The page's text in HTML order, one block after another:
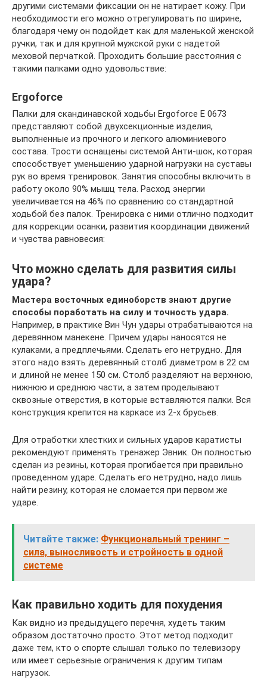
другими системами фиксации он не натирает кожу. При
необходимости его можно отрегулировать по ширине,
благодаря чему он подойдет как для маленькой женской
ручки, так и для крупной мужской руки с надетой
меховой перчаткой. Проходить большие расстояния с
такими палками одно удовольствие:
Ergoforce
Палки для скандинавской ходьбы Ergoforce Е 0673
представляют собой двухсекционные изделия,
выполненные из прочного и легкого алюминиевого
состава. Трости оснащены системой Анти-шок, которая
способствует уменьшению ударной нагрузки на суставы
рук во время тренировок. Занятия способны включить в
работу около 90% мышц тела. Расход энергии
увеличивается на 46% по сравнению со стандартной
ходьбой без палок. Тренировка с ними отлично подходит
для коррекции осанки, развития координации движений
и чувства равновесия:
Что можно сделать для развития силы
удара?
Мастера восточных единоборств знают другие
способы поработать на силу и точность удара.
Например, в практике Вин Чун удары отрабатываются на
деревянном манекене. Причем удары наносятся не
кулаками, а предплечьями. Сделать его нетрудно. Для
этого надо взять деревянный столб диаметром в 22 см
и длиной не менее 150 см. Столб разделяют на верхнюю,
нижнюю и среднюю части, а затем проделывают
сквозные отверстия, в которые вставляются палки. Вся
конструкция крепится на каркасе из 2-х брусьев.
Для отработки хлестких и сильных ударов каратисты
рекомендуют применять тренажер Эвник. Он полностью
сделан из резины, которая прогибается при правильно
проведенном ударе. Сделать его нетрудно, надо лишь
найти резину, которая не сломается при первом же
ударе.
Читайте также: Функциональный тренинг –
сила, выносливость и стройность в одной
системе
Как правильно ходить для похудения
Как видно из предыдущего перечня, худеть таким
образом достаточно просто. Этот метод подходит
даже тем, кто о спорте слышал только по телевизору
или имеет серьезные ограничения к другим типам
нагрузок.